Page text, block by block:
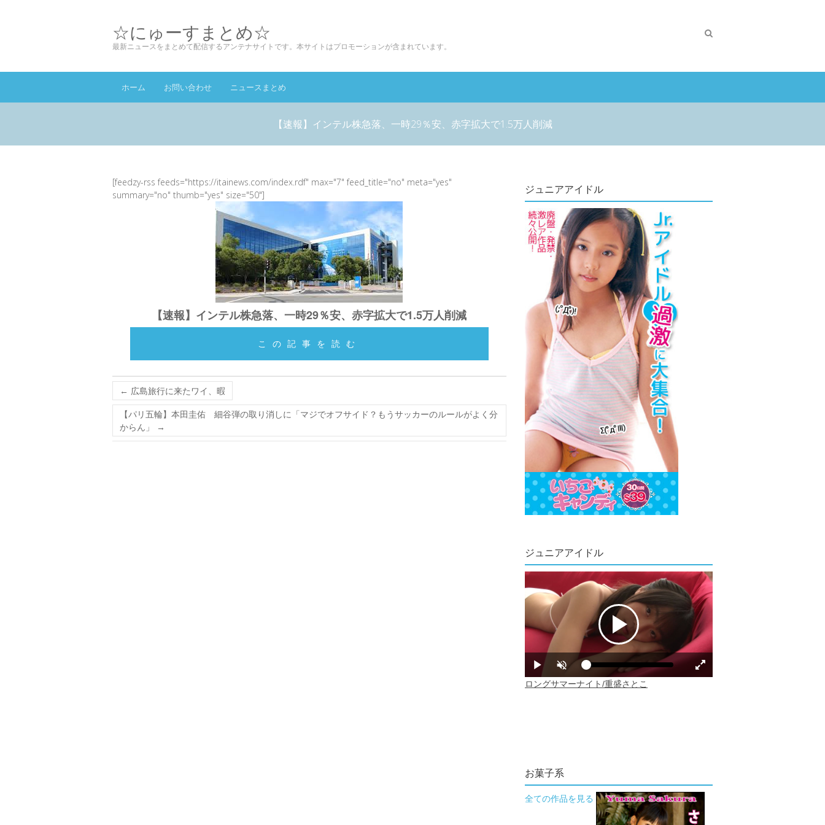
☆にゅーすまとめ☆
最新ニュースをまとめて配信するアンテナサイトです。本サイトはプロモーションが含まれています。
ホーム お問い合わせ ニュースまとめ
【速報】インテル株急落、一時29％安、赤字拡大で1.5万人削減
[feedzy-rss feeds="https://itainews.com/index.rdf" max="7" feed_title="no" meta="yes"
summary="no" thumb="yes" size="50"]
【速報】インテル株急落、一時29％安、赤字拡大で1.5万人削減
この記事を読む
← 広島旅行に来たワイ、暇
【パリ五輪】本田圭佑 細谷弾の取り消しに「マジでオフサイド？もうサッカーのルールがよく分
からん」
→
ジュニアアイドル
ジュニアアイドル
お菓子系
全ての作品を見る